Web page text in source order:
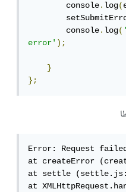
        console
.log(
        console
.log(
error');
}
};
Error: Request
at createError
at settle
at